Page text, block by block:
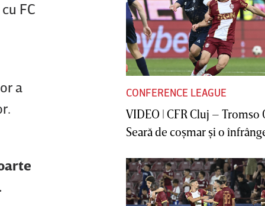
FC
a
CONFERENCE LEAGUE
VIDEO | CFR Cluj – Tromso
Seară de coşmar şi o